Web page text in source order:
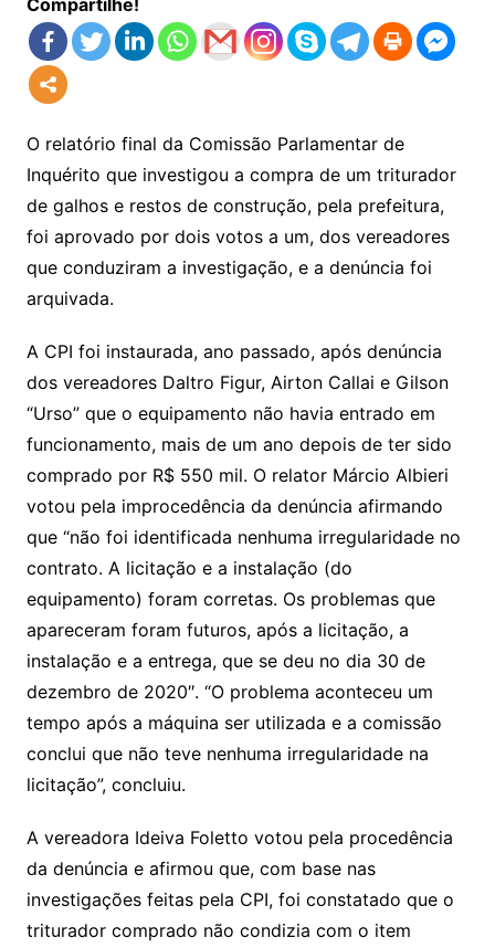
O relatório final da Comissão Parlamentar de
Inquérito que investigou a compra de um triturador
de galhos e restos de construção, pela prefeitura,
foi aprovado por dois votos a um, dos vereadores
que conduziram a investigação, e a denúncia foi
arquivada.
A CPI foi instaurada, ano passado, após denúncia
dos vereadores Daltro Figur, Airton Callai e Gilson
“Urso” que o equipamento não havia entrado em
funcionamento, mais de um ano depois de ter sido
comprado por R$ 550 mil. O relator Márcio Albieri
votou pela improcedência da denúncia afirmando
que “não foi identificada nenhuma irregularidade no
contrato. A licitação e a instalação (do
equipamento) foram corretas. Os problemas que
apareceram foram futuros, após a licitação, a
instalação e a entrega, que se deu no dia 30 de
dezembro de 2020″. “O problema aconteceu um
tempo após a máquina ser utilizada e a comissão
conclui que não teve nenhuma irregularidade na
licitação”, concluiu.
A vereadora Ideiva Foletto votou pela procedência
da denúncia e afirmou que, com base nas
investigações feitas pela CPI, foi constatado que o
triturador comprado não condizia com o item